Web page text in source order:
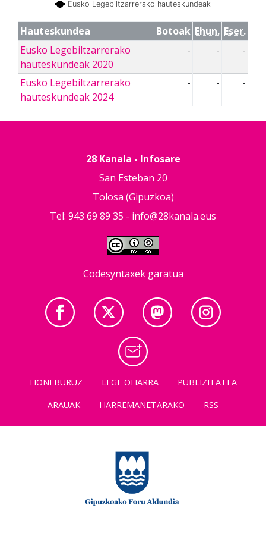
Eusko Legebiltzarrerako hauteskundeak
Hauteskundea Botoak Ehun. Eser.
Eusko Legebiltzarrerako
hauteskundeak 2020
- - -
Eusko Legebiltzarrerako
hauteskundeak 2024
- - -
28 Kanala - Infosare
San Esteban 20
Tolosa (Gipuzkoa)
Tel: 943 69 89 35 - info@28kanala.eus
Codesyntaxek garatua
HONI BURUZ LEGE OHARRA
PUBLIZITATEA
ARAUAK
HARREMANETARAKO RSS